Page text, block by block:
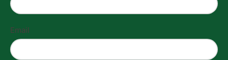
Email